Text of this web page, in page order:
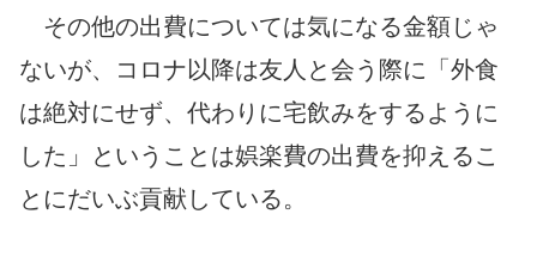
その他の出費については気になる金額じゃ
ないが、コロナ以降は友人と会う際に「外食
は絶対にせず、代わりに宅飲みをするように
した」ということは娯楽費の出費を抑えるこ
とにだいぶ貢献している。